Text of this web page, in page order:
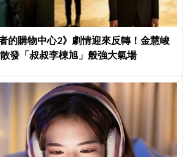
的購物中心2》劇情迎來反轉！金慧峻
發「叔叔李棟旭」般強大氣場